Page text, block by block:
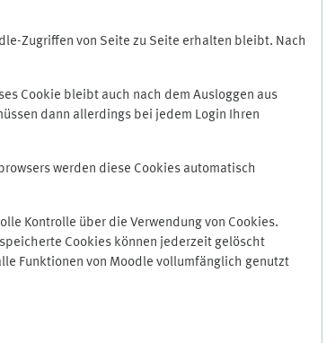
Zugriffen von Seite zu Seite erhalten bleibt. Nach
Cookie bleibt auch nach dem Ausloggen aus
dann allerdings bei jedem Login Ihren
werden diese Cookies automatisch
Kontrolle über die Verwendung von Cookies.
Cookies können jederzeit gelöscht
Funktionen von Moodle vollumfänglich genutzt